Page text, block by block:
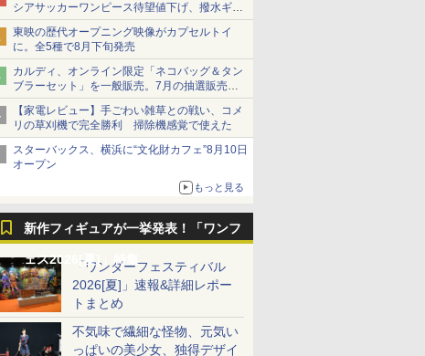
シアサッカーワンピース待望値下げ、撥水ギア
ショーツは1990円に
東映の歴代オープニング映像がカプセルトイ
に。全5種で8月下旬発売
カルディ、オンライン限定「ネコバッグ＆タン
ブラーセット」を一般販売。7月の抽選販売の
当選無効分
【家電レビュー】手ごわい雑草との戦い、コメ
リの草刈機で完全勝利 掃除機感覚で使えた
スターバックス、横浜に“文化財カフェ”8月10日
オープン
もっと見る
新作フィギュアが一挙発表！「ワンフ
ェス2026[夏]」特集「ワンダーフェスティバル
2026[夏]」速報&詳細レポー
トまとめ
不気味で繊細な怪物、元気い
っぱいの美少女、独得デザイ